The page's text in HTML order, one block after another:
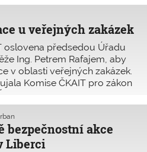
smlouvy o dílo. Mezi
autorizované osoby
řadě projektanti a osoby
u veřejných zakázek
oslovena předsedou Úřadu
Ing. Petrem Rafajem, aby
v oblasti veřejných zakázek.
Komise ČKAIT pro zákon
zákona č. 134/2016 Sb., ve
za podání podnětu vybírá
Zajišťuje, aby institut
bezpečnostní akce
Liberci